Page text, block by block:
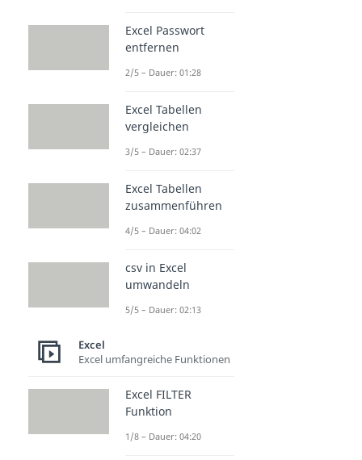
Excel Passwort
entfernen
2/5 – Dauer: 01:28
Excel Tabellen
vergleichen
3/5 – Dauer: 02:37
Excel Tabellen
zusammenführen
4/5 – Dauer: 04:02
csv in Excel
umwandeln
5/5 – Dauer: 02:13
Excel
Excel umfangreiche Funktionen
Excel FILTER
Funktion
1/8 – Dauer: 04:20